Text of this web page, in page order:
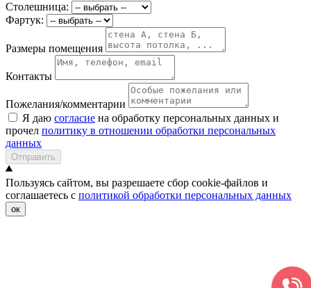
Столешница:
Фартук:
Размеры помещения
Контакты
Пожелания/комментарии
Я даю согласие на обработку персональных данных и
прочел политику в отношении обработки персональных
данных
Отправить
Пользуясь сайтом, вы разрешаете сбор cookie-файлов и
соглашаетесь с политикой обработки персональных данных
ок